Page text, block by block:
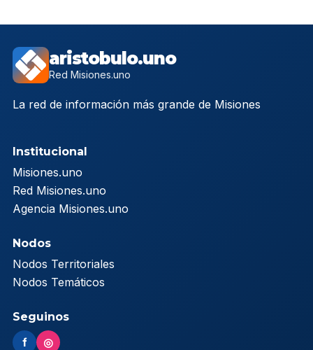
aristobulo.uno
Red Misiones.uno
La red de información más grande de Misiones
Institucional
Misiones.uno
Red Misiones.uno
Agencia Misiones.uno
Nodos
Nodos Territoriales
Nodos Temáticos
Seguinos
f ◎